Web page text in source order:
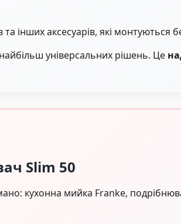
інших аксесуарів, які монтуються
універсальних рішень. Це
Slim 50
кухонна мийка Franke,